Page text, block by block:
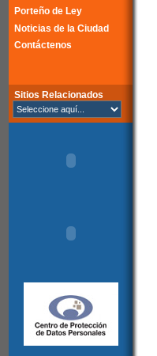
Porteño de Ley
Noticias de la Ciudad
Contáctenos
Sitios Relacionados